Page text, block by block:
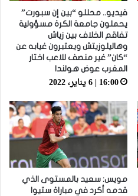
فيديو.. محللو “بين إن سبورت”
يحملون جامعة الكرة مسؤولية
تفاقم الخلاف بين زياش
وهاليلوزيتش ويعتبرون غيابه عن
“كان” غير منصف للاعب اختار
المغرب عوض هولندا
16:00 | 6 يناير، 2022
مويس: سعيد بالمستوى الذي
قدمه أكرد في مباراة ستيوا